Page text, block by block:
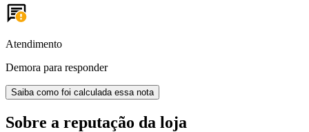
Atendimento
Demora para responder
Saiba como foi calculada essa nota
Sobre a reputação da loja